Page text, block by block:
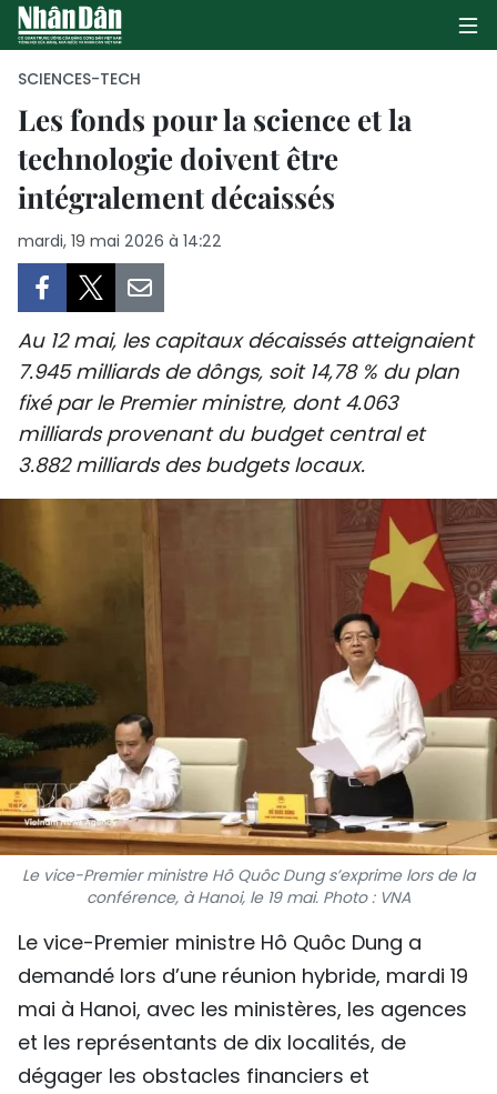
PAGE D'ACCUEIL
POLITIQUE
CULTURE
TOURISME
ENVIRONNEMENT
MÉGASTORIE
INFOGRAPHIE
PHOTO
VIDÉO
À PROPOS DU "PEUPLE"
TIẾNG VIỆT
ENGLISH
SCIENCES-TECH
Les fonds pour la science et la
technologie doivent être
intégralement décaissés
mardi, 19 mai 2026 à 14:22
Au 12 mai, les capitaux décaissés atteignaient
7.945 milliards de dôngs, soit 14,78 % du plan
fixé par le Premier ministre, dont 4.063
milliards provenant du budget central et
3.882 milliards des budgets locaux.
Le vice-Premier ministre Hô Quôc Dung s’exprime lors de la
conférence, à Hanoi, le 19 mai. Photo : VNA
Le vice-Premier ministre Hô Quôc Dung a
demandé lors d’une réunion hybride, mardi 19
mai à Hanoi, avec les ministères, les agences
et les représentants de dix localités, de
dégager les obstacles financiers et